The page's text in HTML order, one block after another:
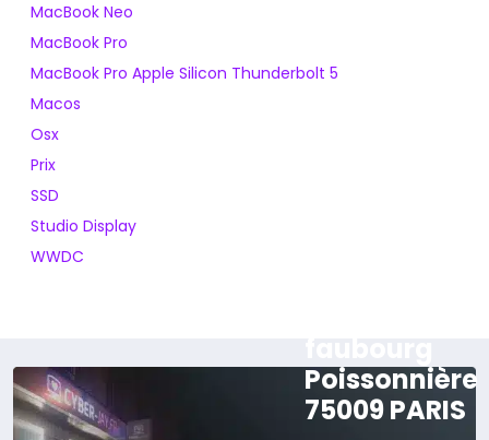
MacBook Neo
MacBook Pro
MacBook Pro Apple Silicon Thunderbolt 5
Macos
Osx
Prix
SSD
Studio Display
WWDC
Poissonnière
75009 PARIS